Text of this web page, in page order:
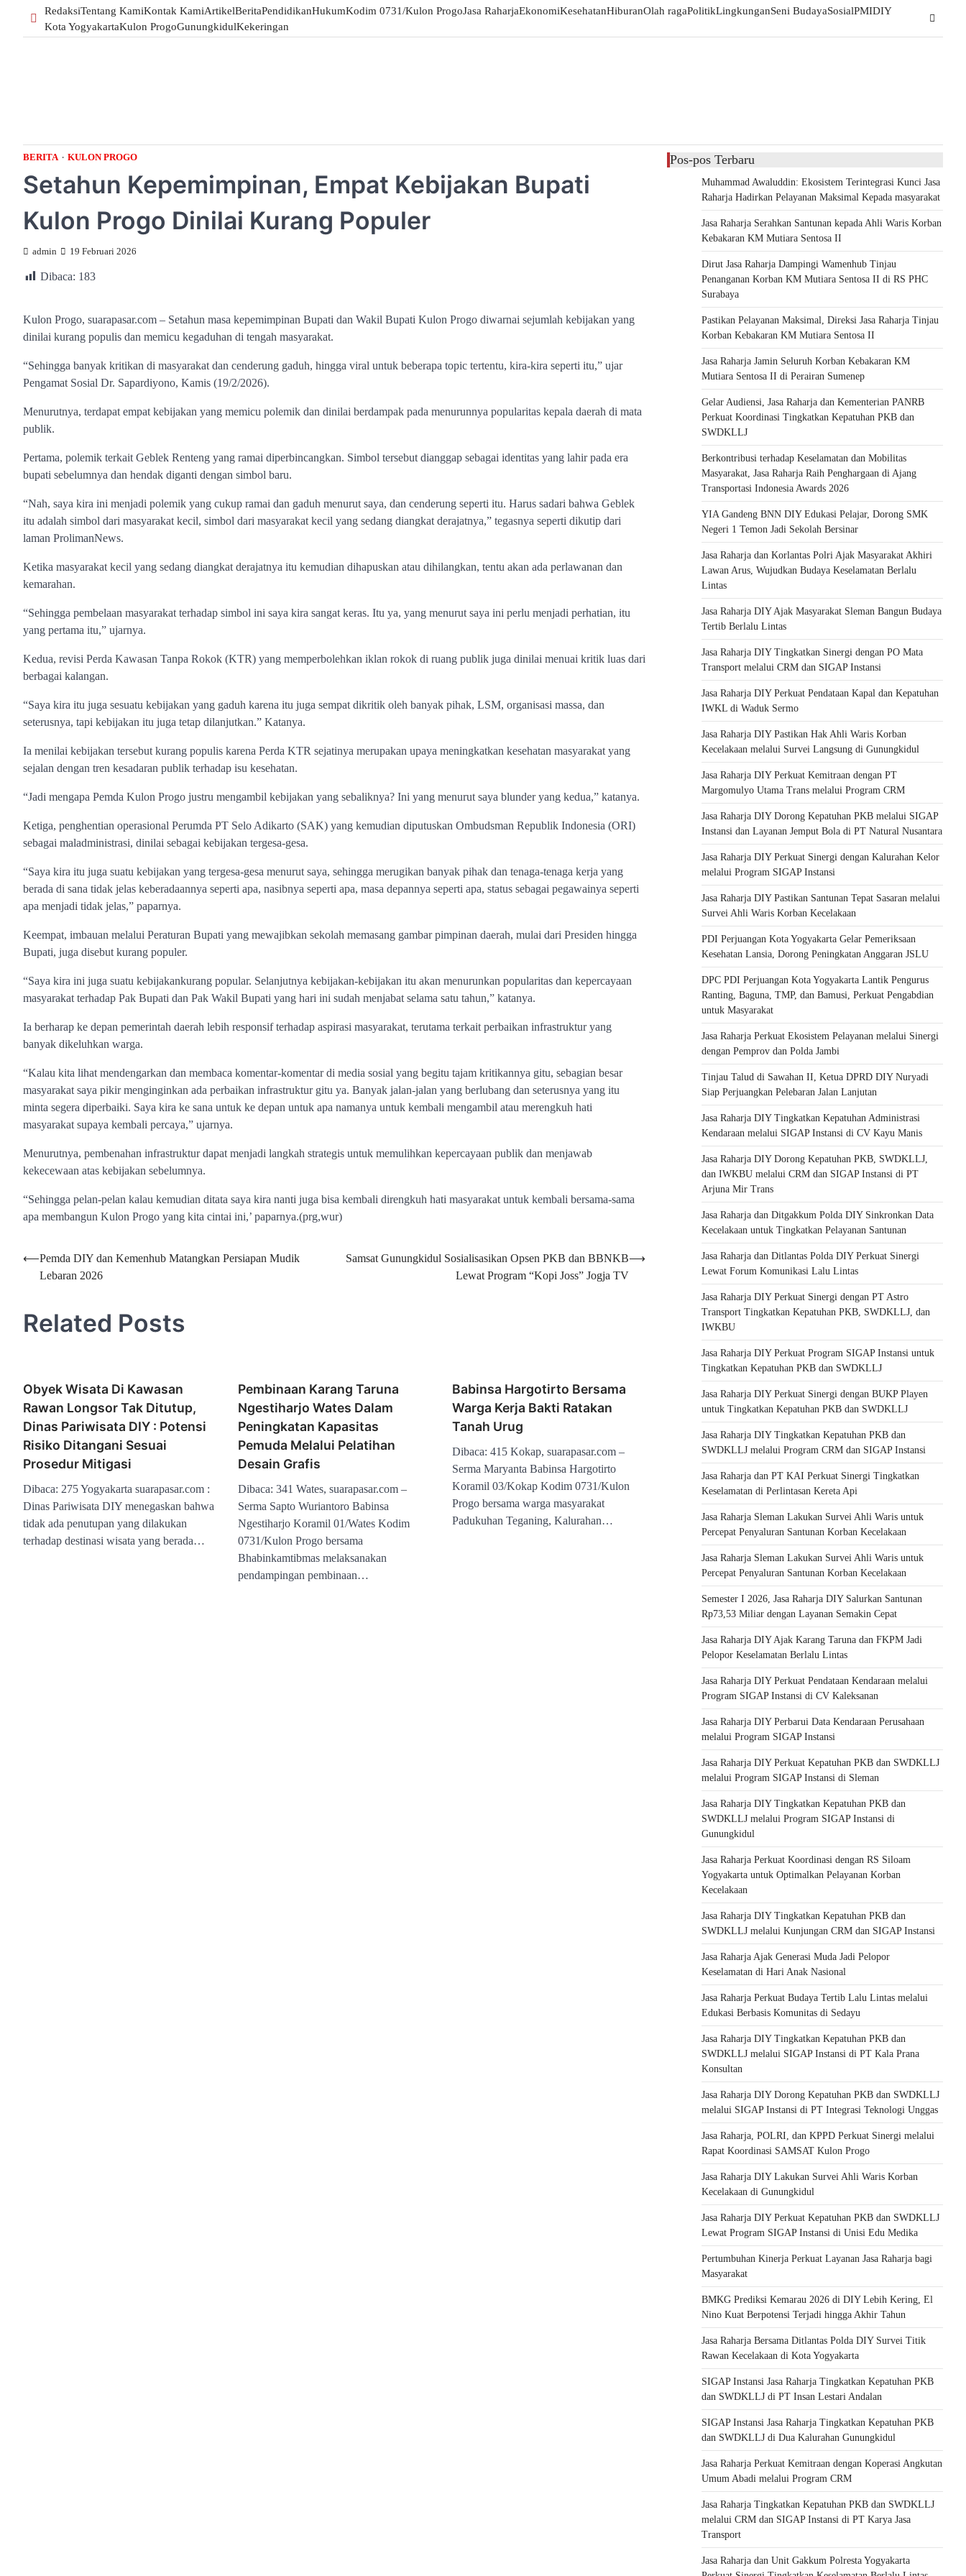
RedaksiTentang KamiKontak KamiArtikelBeritaPendidikanHukumKodim 0731/Kulon ProgoJasa RaharjaEkonomiKesehatanHiburanOlah ragaPolitikLingkunganSeni BudayaSosialPMIDIY
Kota YogyakartaKulon ProgoGunungkidulKekeringan
BERITA KULON PROGO
Setahun Kepemimpinan, Empat Kebijakan Bupati
Kulon Progo Dinilai Kurang Populer
admin 19 Februari 2026
Dibaca: 183
Kulon Progo, suarapasar.com – Setahun masa kepemimpinan Bupati dan Wakil Bupati Kulon Progo diwarnai sejumlah kebijakan yang
dinilai kurang populis dan memicu kegaduhan di tengah masyarakat.
“Sehingga banyak kritikan di masyarakat dan cenderung gaduh, hingga viral untuk beberapa topic tertentu, kira-kira seperti itu,” ujar
Pengamat Sosial Dr. Sapardiyono, Kamis (19/2/2026).
Menurutnya, terdapat empat kebijakan yang memicu polemik dan dinilai berdampak pada menurunnya popularitas kepala daerah di mata
publik.
Pertama, polemik terkait Geblek Renteng yang ramai diperbincangkan. Simbol tersebut dianggap sebagai identitas yang lahir pada era
bupati sebelumnya dan hendak diganti dengan simbol baru.
“Nah, saya kira ini menjadi polemik yang cukup ramai dan gaduh menurut saya, dan cenderung seperti itu. Harus sadari bahwa Geblek
itu adalah simbol dari masyarakat kecil, simbol dari masyarakat kecil yang sedang diangkat derajatnya,” tegasnya seperti dikutip dari
laman ProlimanNews.
Ketika masyarakat kecil yang sedang diangkat derajatnya itu kemudian dihapuskan atau dihilangkan, tentu akan ada perlawanan dan
kemarahan.
“Sehingga pembelaan masyarakat terhadap simbol ini saya kira sangat keras. Itu ya, yang menurut saya ini perlu menjadi perhatian, itu
yang pertama itu,” ujarnya.
Kedua, revisi Perda Kawasan Tanpa Rokok (KTR) yang memperbolehkan iklan rokok di ruang publik juga dinilai menuai kritik luas dari
berbagai kalangan.
“Saya kira itu juga sesuatu kebijakan yang gaduh karena itu juga sempat dikritik oleh banyak pihak, LSM, organisasi massa, dan
seterusnya, tapi kebijakan itu juga tetap dilanjutkan.” Katanya.
Ia menilai kebijakan tersebut kurang populis karena Perda KTR sejatinya merupakan upaya meningkatkan kesehatan masyarakat yang
sejalan dengan tren kesadaran publik terhadap isu kesehatan.
“Jadi mengapa Pemda Kulon Progo justru mengambil kebijakan yang sebaliknya? Ini yang menurut saya blunder yang kedua,” katanya.
Ketiga, penghentian operasional Perumda PT Selo Adikarto (SAK) yang kemudian diputuskan Ombudsman Republik Indonesia (ORI)
sebagai maladministrasi, dinilai sebagai kebijakan tergesa-gesa.
“Saya kira itu juga suatu kebijakan yang tergesa-gesa menurut saya, sehingga merugikan banyak pihak dan tenaga-tenaga kerja yang
berada di sana tidak jelas keberadaannya seperti apa, nasibnya seperti apa, masa depannya seperti apa, status sebagai pegawainya seperti
apa menjadi tidak jelas,” paparnya.
Keempat, imbauan melalui Peraturan Bupati yang mewajibkan sekolah memasang gambar pimpinan daerah, mulai dari Presiden hingga
Bupati, juga disebut kurang populer.
“Saya kira ini juga suatu kebijakankurang popular. Selanjutnya kebijakan-kebijakan itu akan menurunkan popularitas dan kepercayaan
masyarakat terhadap Pak Bupati dan Pak Wakil Bupati yang hari ini sudah menjabat selama satu tahun,” katanya.
Ia berharap ke depan pemerintah daerah lebih responsif terhadap aspirasi masyarakat, terutama terkait perbaikan infrastruktur yang
banyak dikeluhkan warga.
“Kalau kita lihat mendengarkan dan membaca komentar-komentar di media sosial yang begitu tajam kritikannya gitu, sebagian besar
masyarakat saya pikir menginginkan ada perbaikan infrastruktur gitu ya. Banyak jalan-jalan yang berlubang dan seterusnya yang itu
minta segera diperbaiki. Saya kira ke sana untuk ke depan untuk apa namanya untuk kembali mengambil atau merengkuh hati
masyarakat supaya kembali percaya,” ujarnya.
Menurutnya, pembenahan infrastruktur dapat menjadi langkah strategis untuk memulihkan kepercayaan publik dan menjawab
kekecewaan atas kebijakan sebelumnya.
“Sehingga pelan-pelan kalau kemudian ditata saya kira nanti juga bisa kembali direngkuh hati masyarakat untuk kembali bersama-sama
apa membangun Kulon Progo yang kita cintai ini,’ paparnya.(prg,wur)
Navigasi
pos
⟵Pemda DIY dan Kemenhub Matangkan Persiapan Mudik
Lebaran 2026
Samsat Gunungkidul Sosialisasikan Opsen PKB dan BBNKB
Lewat Program “Kopi Joss” Jogja TV
⟶
Related Posts
Obyek Wisata Di Kawasan
Rawan Longsor Tak Ditutup,
Dinas Pariwisata DIY : Potensi
Risiko Ditangani Sesuai
Prosedur Mitigasi
Dibaca: 275 Yogyakarta suarapasar.com :
Dinas Pariwisata DIY menegaskan bahwa
tidak ada penutupan yang dilakukan
terhadap destinasi wisata yang berada…
Pembinaan Karang Taruna
Ngestiharjo Wates Dalam
Peningkatan Kapasitas
Pemuda Melalui Pelatihan
Desain Grafis
Dibaca: 341 Wates, suarapasar.com –
Serma Sapto Wuriantoro Babinsa
Ngestiharjo Koramil 01/Wates Kodim
0731/Kulon Progo bersama
Bhabinkamtibmas melaksanakan
pendampingan pembinaan…
Babinsa Hargotirto Bersama
Warga Kerja Bakti Ratakan
Tanah Urug
Dibaca: 415 Kokap, suarapasar.com –
Serma Maryanta Babinsa Hargotirto
Koramil 03/Kokap Kodim 0731/Kulon
Progo bersama warga masyarakat
Padukuhan Teganing, Kalurahan…
Pos-pos Terbaru
Muhammad Awaluddin: Ekosistem Terintegrasi Kunci Jasa
Raharja Hadirkan Pelayanan Maksimal Kepada masyarakat
Jasa Raharja Serahkan Santunan kepada Ahli Waris Korban
Kebakaran KM Mutiara Sentosa II
Dirut Jasa Raharja Dampingi Wamenhub Tinjau
Penanganan Korban KM Mutiara Sentosa II di RS PHC
Surabaya
Pastikan Pelayanan Maksimal, Direksi Jasa Raharja Tinjau
Korban Kebakaran KM Mutiara Sentosa II
Jasa Raharja Jamin Seluruh Korban Kebakaran KM
Mutiara Sentosa II di Perairan Sumenep
Gelar Audiensi, Jasa Raharja dan Kementerian PANRB
Perkuat Koordinasi Tingkatkan Kepatuhan PKB dan
SWDKLLJ
Berkontribusi terhadap Keselamatan dan Mobilitas
Masyarakat, Jasa Raharja Raih Penghargaan di Ajang
Transportasi Indonesia Awards 2026
YIA Gandeng BNN DIY Edukasi Pelajar, Dorong SMK
Negeri 1 Temon Jadi Sekolah Bersinar
Jasa Raharja dan Korlantas Polri Ajak Masyarakat Akhiri
Lawan Arus, Wujudkan Budaya Keselamatan Berlalu
Lintas
Jasa Raharja DIY Ajak Masyarakat Sleman Bangun Budaya
Tertib Berlalu Lintas
Jasa Raharja DIY Tingkatkan Sinergi dengan PO Mata
Transport melalui CRM dan SIGAP Instansi
Jasa Raharja DIY Perkuat Pendataan Kapal dan Kepatuhan
IWKL di Waduk Sermo
Jasa Raharja DIY Pastikan Hak Ahli Waris Korban
Kecelakaan melalui Survei Langsung di Gunungkidul
Jasa Raharja DIY Perkuat Kemitraan dengan PT
Margomulyo Utama Trans melalui Program CRM
Jasa Raharja DIY Dorong Kepatuhan PKB melalui SIGAP
Instansi dan Layanan Jemput Bola di PT Natural Nusantara
Jasa Raharja DIY Perkuat Sinergi dengan Kalurahan Kelor
melalui Program SIGAP Instansi
Jasa Raharja DIY Pastikan Santunan Tepat Sasaran melalui
Survei Ahli Waris Korban Kecelakaan
PDI Perjuangan Kota Yogyakarta Gelar Pemeriksaan
Kesehatan Lansia, Dorong Peningkatan Anggaran JSLU
DPC PDI Perjuangan Kota Yogyakarta Lantik Pengurus
Ranting, Baguna, TMP, dan Bamusi, Perkuat Pengabdian
untuk Masyarakat
Jasa Raharja Perkuat Ekosistem Pelayanan melalui Sinergi
dengan Pemprov dan Polda Jambi
Tinjau Talud di Sawahan II, Ketua DPRD DIY Nuryadi
Siap Perjuangkan Pelebaran Jalan Lanjutan
Jasa Raharja DIY Tingkatkan Kepatuhan Administrasi
Kendaraan melalui SIGAP Instansi di CV Kayu Manis
Jasa Raharja DIY Dorong Kepatuhan PKB, SWDKLLJ,
dan IWKBU melalui CRM dan SIGAP Instansi di PT
Arjuna Mir Trans
Jasa Raharja dan Ditgakkum Polda DIY Sinkronkan Data
Kecelakaan untuk Tingkatkan Pelayanan Santunan
Jasa Raharja dan Ditlantas Polda DIY Perkuat Sinergi
Lewat Forum Komunikasi Lalu Lintas
Jasa Raharja DIY Perkuat Sinergi dengan PT Astro
Transport Tingkatkan Kepatuhan PKB, SWDKLLJ, dan
IWKBU
Jasa Raharja DIY Perkuat Program SIGAP Instansi untuk
Tingkatkan Kepatuhan PKB dan SWDKLLJ
Jasa Raharja DIY Perkuat Sinergi dengan BUKP Playen
untuk Tingkatkan Kepatuhan PKB dan SWDKLLJ
Jasa Raharja DIY Tingkatkan Kepatuhan PKB dan
SWDKLLJ melalui Program CRM dan SIGAP Instansi
Jasa Raharja dan PT KAI Perkuat Sinergi Tingkatkan
Keselamatan di Perlintasan Kereta Api
Jasa Raharja Sleman Lakukan Survei Ahli Waris untuk
Percepat Penyaluran Santunan Korban Kecelakaan
Jasa Raharja Sleman Lakukan Survei Ahli Waris untuk
Percepat Penyaluran Santunan Korban Kecelakaan
Semester I 2026, Jasa Raharja DIY Salurkan Santunan
Rp73,53 Miliar dengan Layanan Semakin Cepat
Jasa Raharja DIY Ajak Karang Taruna dan FKPM Jadi
Pelopor Keselamatan Berlalu Lintas
Jasa Raharja DIY Perkuat Pendataan Kendaraan melalui
Program SIGAP Instansi di CV Kaleksanan
Jasa Raharja DIY Perbarui Data Kendaraan Perusahaan
melalui Program SIGAP Instansi
Jasa Raharja DIY Perkuat Kepatuhan PKB dan SWDKLLJ
melalui Program SIGAP Instansi di Sleman
Jasa Raharja DIY Tingkatkan Kepatuhan PKB dan
SWDKLLJ melalui Program SIGAP Instansi di
Gunungkidul
Jasa Raharja Perkuat Koordinasi dengan RS Siloam
Yogyakarta untuk Optimalkan Pelayanan Korban
Kecelakaan
Jasa Raharja DIY Tingkatkan Kepatuhan PKB dan
SWDKLLJ melalui Kunjungan CRM dan SIGAP Instansi
Jasa Raharja Ajak Generasi Muda Jadi Pelopor
Keselamatan di Hari Anak Nasional
Jasa Raharja Perkuat Budaya Tertib Lalu Lintas melalui
Edukasi Berbasis Komunitas di Sedayu
Jasa Raharja DIY Tingkatkan Kepatuhan PKB dan
SWDKLLJ melalui SIGAP Instansi di PT Kala Prana
Konsultan
Jasa Raharja DIY Dorong Kepatuhan PKB dan SWDKLLJ
melalui SIGAP Instansi di PT Integrasi Teknologi Unggas
Jasa Raharja, POLRI, dan KPPD Perkuat Sinergi melalui
Rapat Koordinasi SAMSAT Kulon Progo
Jasa Raharja DIY Lakukan Survei Ahli Waris Korban
Kecelakaan di Gunungkidul
Jasa Raharja DIY Perkuat Kepatuhan PKB dan SWDKLLJ
Lewat Program SIGAP Instansi di Unisi Edu Medika
Pertumbuhan Kinerja Perkuat Layanan Jasa Raharja bagi
Masyarakat
BMKG Prediksi Kemarau 2026 di DIY Lebih Kering, El
Nino Kuat Berpotensi Terjadi hingga Akhir Tahun
Jasa Raharja Bersama Ditlantas Polda DIY Survei Titik
Rawan Kecelakaan di Kota Yogyakarta
SIGAP Instansi Jasa Raharja Tingkatkan Kepatuhan PKB
dan SWDKLLJ di PT Insan Lestari Andalan
SIGAP Instansi Jasa Raharja Tingkatkan Kepatuhan PKB
dan SWDKLLJ di Dua Kalurahan Gunungkidul
Jasa Raharja Perkuat Kemitraan dengan Koperasi Angkutan
Umum Abadi melalui Program CRM
Jasa Raharja Tingkatkan Kepatuhan PKB dan SWDKLLJ
melalui CRM dan SIGAP Instansi di PT Karya Jasa
Transport
Jasa Raharja dan Unit Gakkum Polresta Yogyakarta